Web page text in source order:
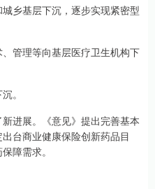
乡基层下沉，逐步实现紧密型
管理等向基层医疗卫生机构下
。
进展。《意见》提出完善基本
台商业健康保险创新药品目
障需求。